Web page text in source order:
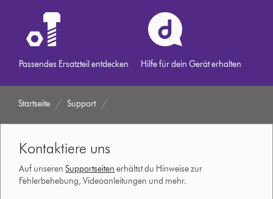
Passendes Ersatzteil entdecken Hilfe für dein Gerät erhalten
Startseite Support
Kontaktiere uns
Auf unserenSupportseiten erhältst du Hinweise zur
Fehlerbehebung, Videoanleitungen und mehr.